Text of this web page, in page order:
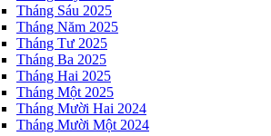
Tháng Sáu 2025
Tháng Năm 2025
Tháng Tư 2025
Tháng Ba 2025
Tháng Hai 2025
Tháng Một 2025
Tháng Mười Hai 2024
Tháng Mười Một 2024